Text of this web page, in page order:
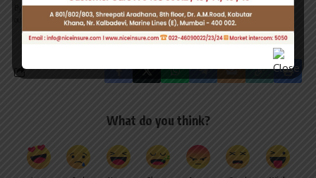
By signing up, you agree to ourTerms of Useand acknowledge the data practices in
Privacy Policy. You may unsubscribe at any time.
What do you think?